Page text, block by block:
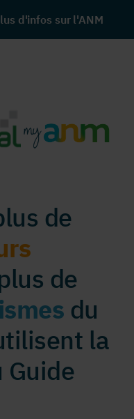
d'infos sur l'ANM
de
de
du
la